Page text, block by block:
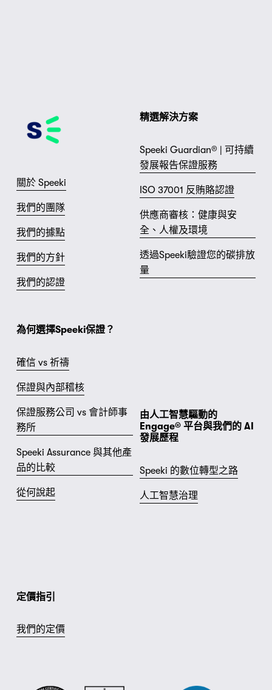
我們的定價
精選解決方案
Speeki Guardian® | 可持續
發展報告保證服務
ISO 37001 反賄賂認證
供應商審核：健康與安
全、人權及環境
透過Speeki驗證您的碳排放
量
關於 Speeki
我們的團隊
我們的據點
我們的方針
我們的認證
為何選擇Speeki保證？
確信 vs 祈禱
保證與內部稽核
保證服務公司 vs 會計師事
務所
Speeki Assurance 與其他產
品的比較
從何說起
定價指引
由人工智慧驅動的
Engage® 平台與我們的 AI
發展歷程
Speeki 的數位轉型之路
人工智慧治理